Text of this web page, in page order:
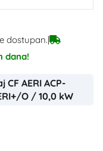
dostupan.|
dana!
AERI ACP-
O / 10,0 kW